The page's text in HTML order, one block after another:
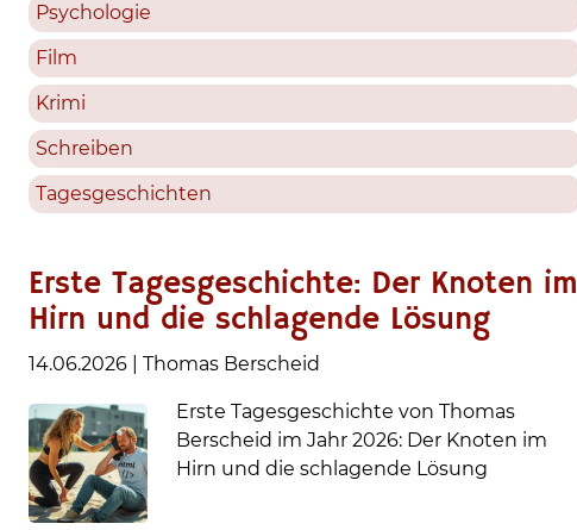
Psychologie
Film
Krimi
Schreiben
Tagesgeschichten
Erste Tagesgeschichte: Der Knoten im
Hirn und die schlagende Lösung
14.06.2026 Thomas Berscheid
Erste Tagesgeschichte von Thomas
Berscheid im Jahr 2026: Der Knoten im
Hirn und die schlagende Lösung